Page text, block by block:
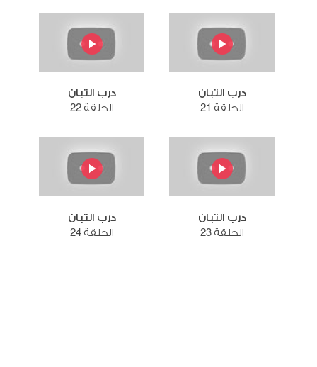
درب التبان
الحلقة 21
درب التبان
الحلقة 22
درب التبان
الحلقة 23
درب التبان
الحلقة 24